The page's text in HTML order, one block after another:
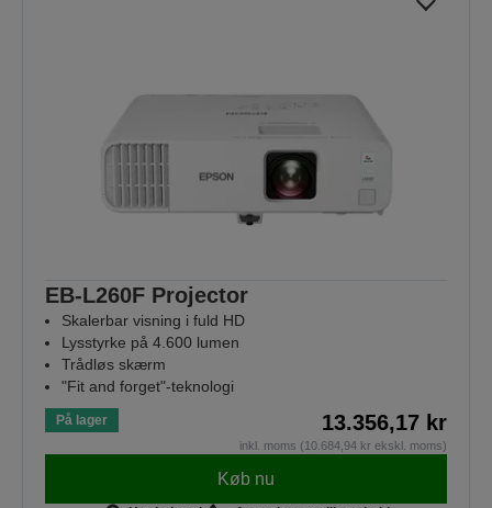
EB-L260F Projector
Skalerbar visning i fuld HD
Lysstyrke på 4.600 lumen
Trådløs skærm
"Fit and forget"-teknologi
På lager 13.356,17 kr
inkl. moms (10.684,94 kr ekskl. moms)
Køb nu